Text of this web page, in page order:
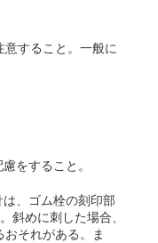
すること。一般に
をすること。
、ゴム栓の刻印部
斜めに刺した場合、
それがある。ま